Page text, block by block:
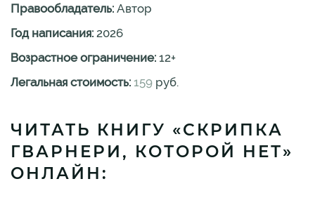
Правообладатель: Автор
Год написания: 2026
Возрастное ограничение: 12+
Легальная стоимость: 159 руб.
ЧИТАТЬ КНИГУ «СКРИПКА
ГВАРНЕРИ, КОТОРОЙ НЕТ»
ОНЛАЙН: